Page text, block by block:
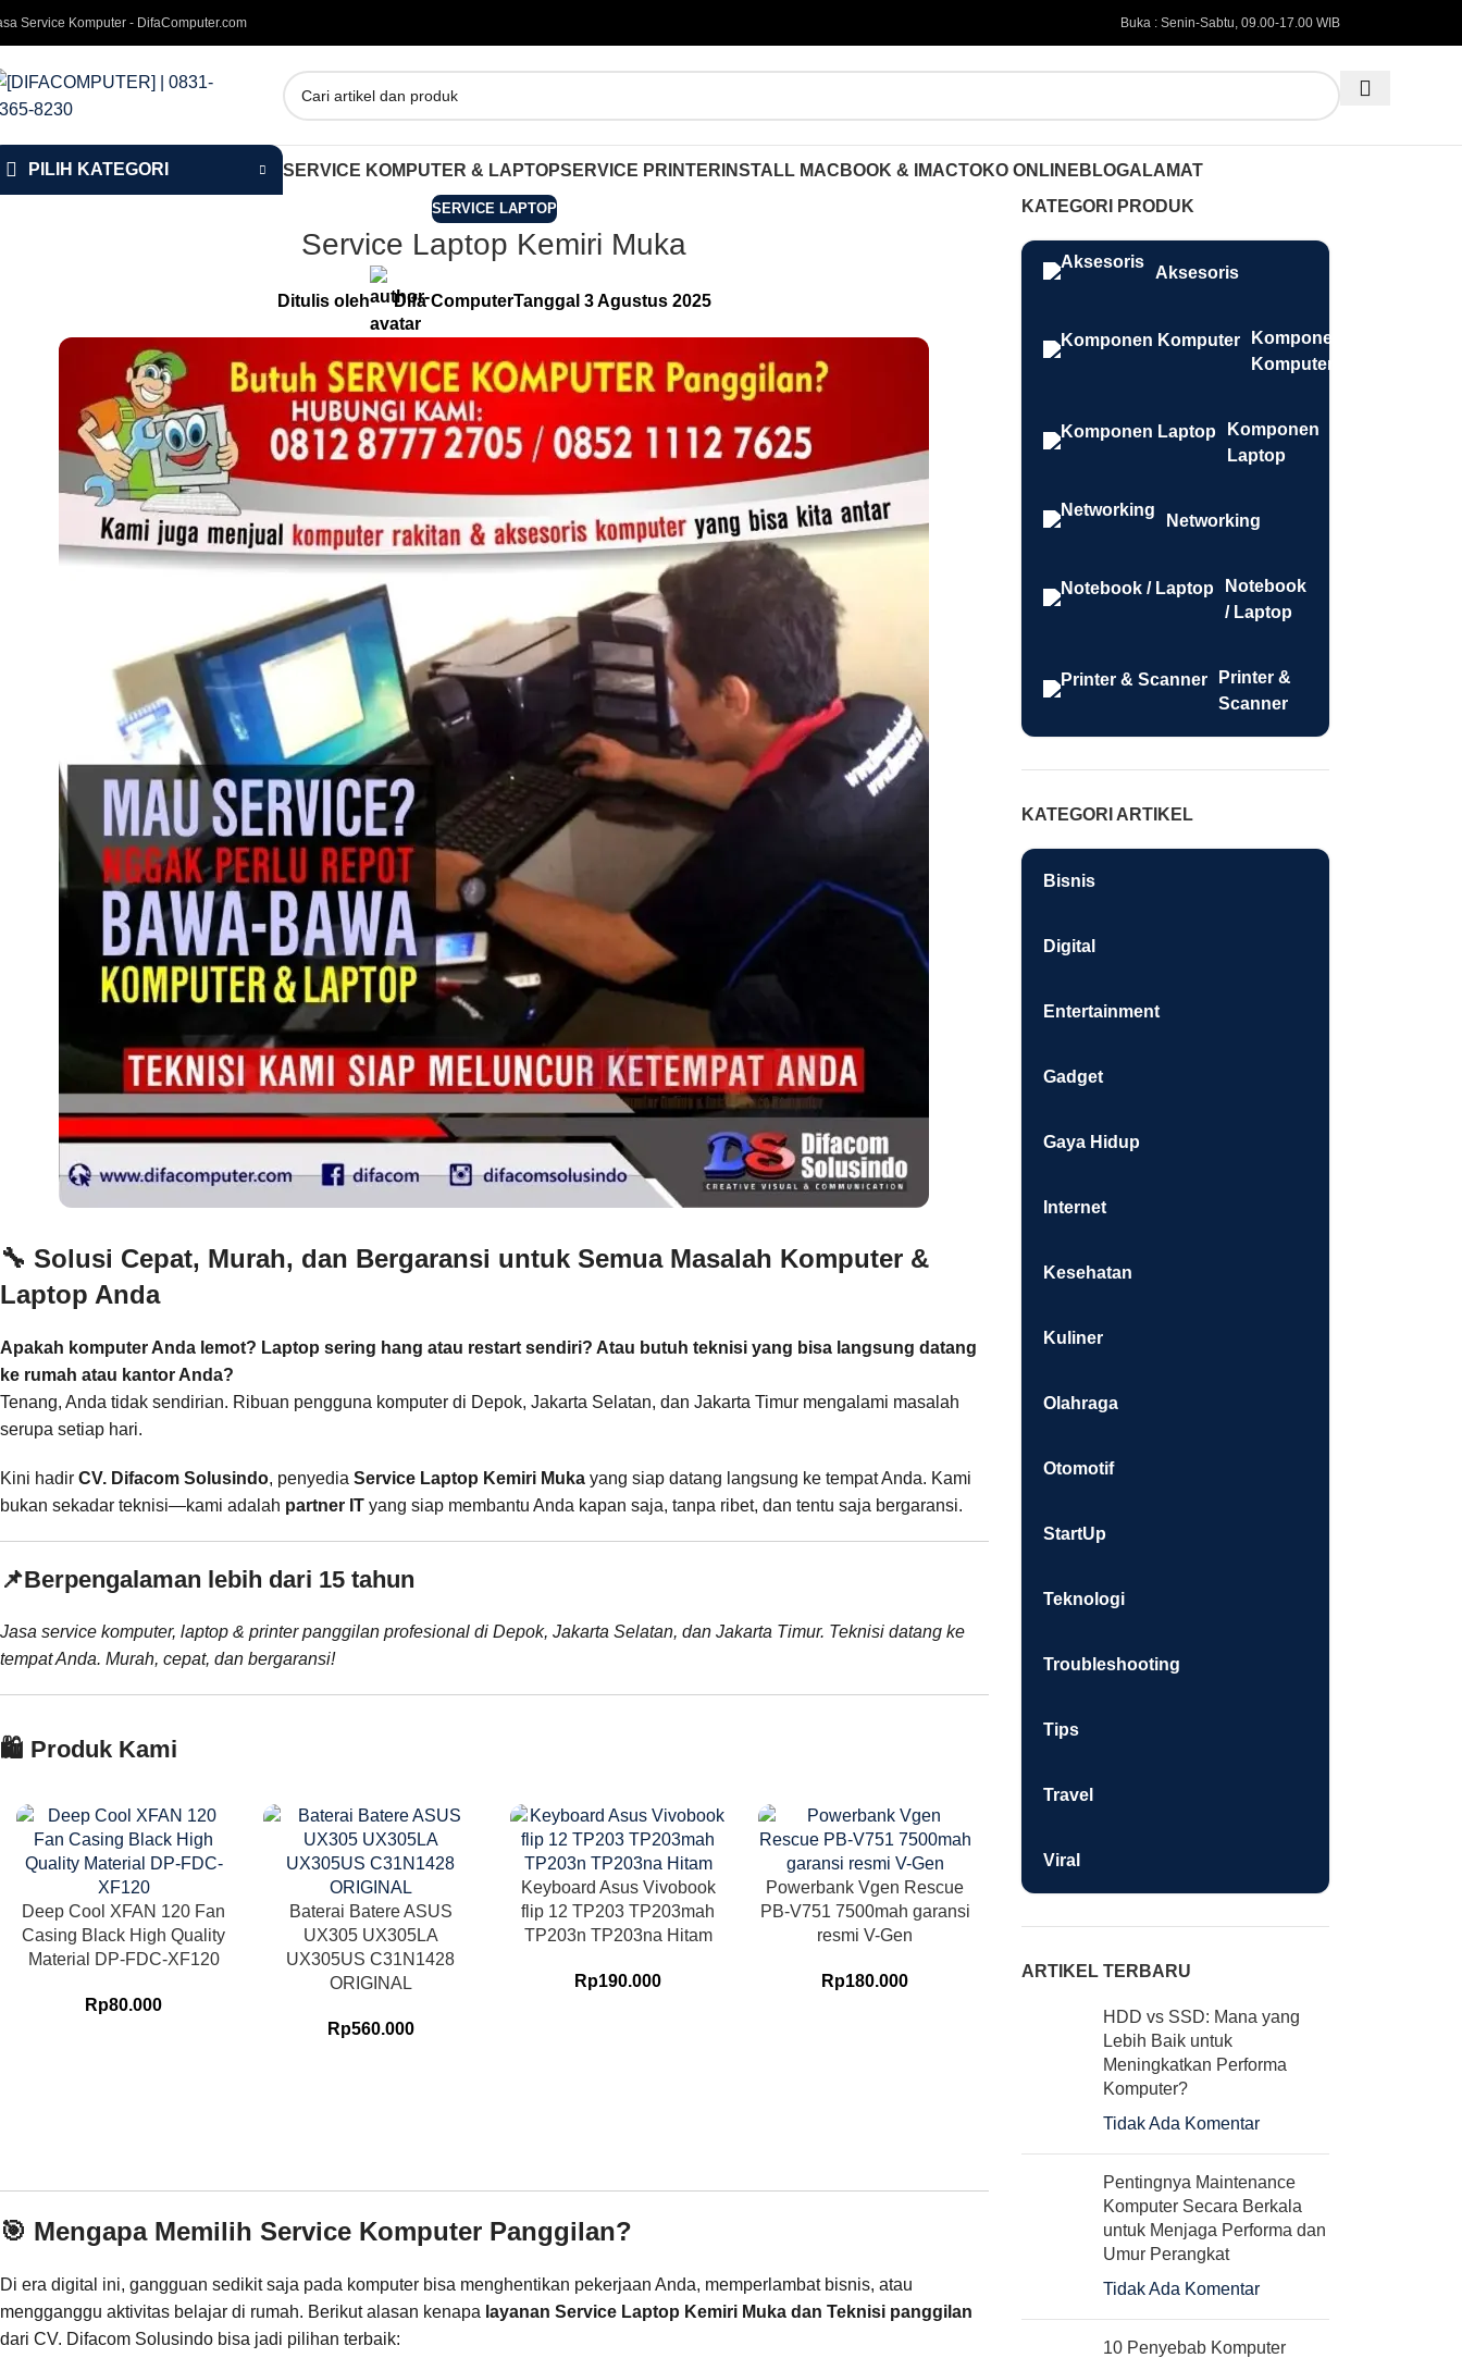
Service Komputer - DifaComputer.com Buka : Senin-Sabtu, 09.00-17.00 WIB
PILIH KATEGORI SERVICE KOMPUTER & LAPTOPSERVICE PRINTER INSTALL MACBOOK & IMACTOKO ONLINE BLOGALAMAT
SERVICE LAPTOP
Service Laptop Kemiri Muka
Ditulis oleh Difa ComputerTanggal 3 Agustus 2025
🔧 Solusi Cepat, Murah, dan Bergaransi untuk Semua Masalah Komputer &
Laptop Anda
Apakah komputer Anda lemot? Laptop sering hang atau restart sendiri? Atau butuh teknisi yang bisa langsung datang
ke rumah atau kantor Anda?
Tenang, Anda tidak sendirian. Ribuan pengguna komputer di Depok, Jakarta Selatan, dan Jakarta Timur mengalami masalah
serupa setiap hari.
Kini hadir CV. Difacom Solusindo, penyedia Service Laptop Kemiri Muka yang siap datang langsung ke tempat Anda. Kami
bukan sekadar teknisi—kami adalah partner IT yang siap membantu Anda kapan saja, tanpa ribet, dan tentu saja bergaransi.
📌Berpengalaman lebih dari 15 tahun
Jasa service komputer, laptop & printer panggilan profesional di Depok, Jakarta Selatan, dan Jakarta Timur. Teknisi datang ke
tempat Anda. Murah, cepat, dan bergaransi!
🛍️ Produk Kami
Deep Cool XFAN 120 Fan
Casing Black High Quality
Material DP-FDC-XF120
Rp80.000
Baterai Batere ASUS
UX305 UX305LA
UX305US C31N1428
ORIGINAL
Rp560.000
Keyboard Asus Vivobook
flip 12 TP203 TP203mah
TP203n TP203na Hitam
Rp190.000
Powerbank Vgen Rescue
PB-V751 7500mah garansi
resmi V-Gen
Rp180.000
Printer HP Laserjet M107A /
Laser Jet M 107A
1.720.000
Monitor LED ACER
🎯 Mengapa Memilih Service Komputer Panggilan?
Di era digital ini, gangguan sedikit saja pada komputer bisa menghentikan pekerjaan Anda, memperlambat bisnis, atau
mengganggu aktivitas belajar di rumah. Berikut alasan kenapa layanan Service Laptop Kemiri Muka dan Teknisi panggilan
dari CV. Difacom Solusindo bisa jadi pilihan terbaik:
KATEGORI PRODUK
Aksesoris
Komponen
Komputer
Komponen
Laptop
Networking
Notebook
/ Laptop
Printer &
Scanner
KATEGORI ARTIKEL
Bisnis
Digital
Entertainment
Gadget
Gaya Hidup
Internet
Kesehatan
Kuliner
Olahraga
Otomotif
StartUp
Teknologi
Troubleshooting
Tips
Travel
Viral
ARTIKEL TERBARU
HDD vs SSD: Mana yang
Lebih Baik untuk
Meningkatkan Performa
Komputer?
Tidak Ada Komentar
Pentingnya Maintenance
Komputer Secara Berkala
untuk Menjaga Performa dan
Umur Perangkat
Tidak Ada Komentar
10 Penyebab Komputer